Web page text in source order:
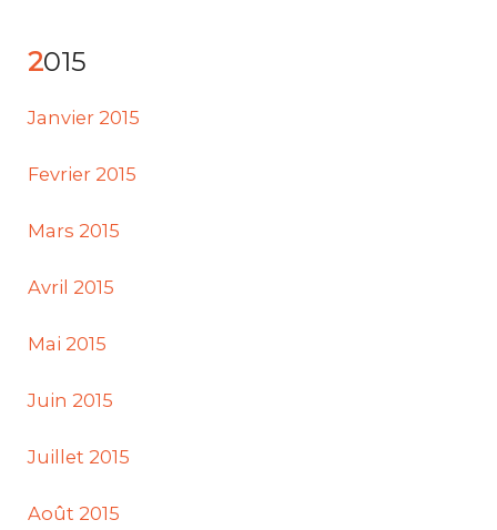
2015
Janvier 2015
Fevrier 2015
Mars 2015
Avril 2015
Mai 2015
Juin 2015
Juillet 2015
Août 2015